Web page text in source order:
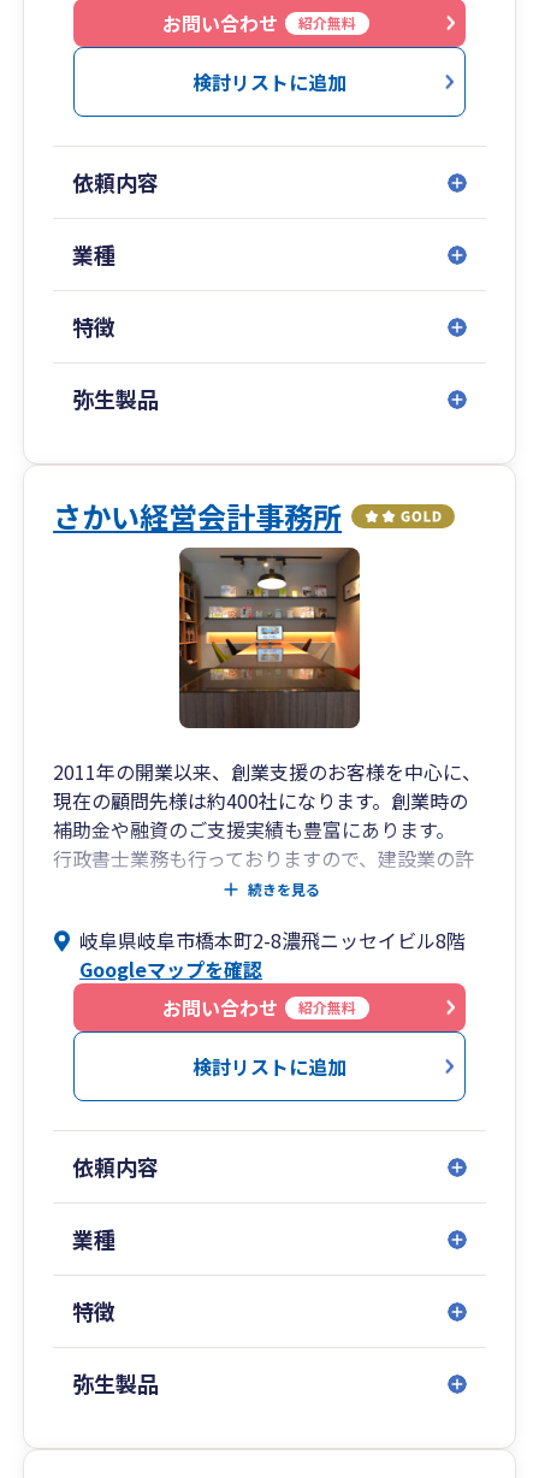
お問い合わせ
紹介無料
検討リストに追加
依頼内容
業種
特徴
弥生製品
さかい経営会計事務所
2011年の開業以来、創業支援のお客様を中心に、
現在の顧問先様は約400社になります。創業時の
補助金や融資のご支援実績も豊富にあります。
行政書士業務も行っておりますので、建設業の許
認可関係のご支援も可能です。
業務効率化のサポートを積極的に行っています
続きを見る
岐阜県岐阜市橋本町2-8濃飛ニッセイビル8階
Googleマップを確認
お問い合わせ
紹介無料
検討リストに追加
依頼内容
業種
特徴
弥生製品